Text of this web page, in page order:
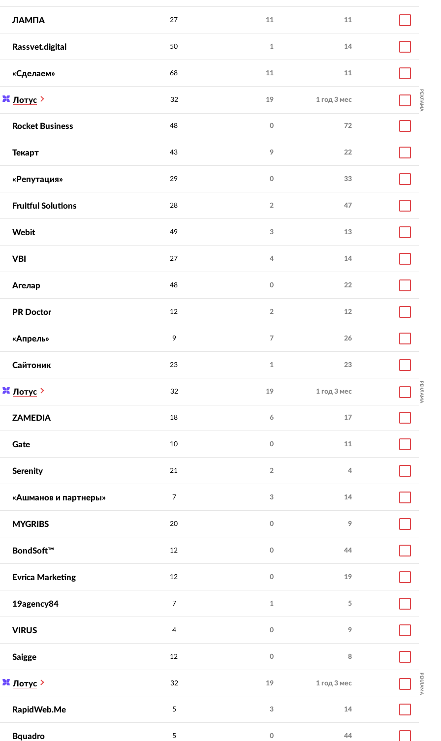
бренд на рынок,
были его
пресс-
Вошли в историю VK как
направления.
менеджеров бренда в
Обеспечили
продвижение
ключевых продуктов
крупнейшего ИТ-
России.
ЛАМПА 27 11 11
Rassvet.digital 50 1 14
«Сделаем» 68 11 11
Лотус 32 19 1 год 3 мес РЕКЛАМА
Rocket Business 48 0 72
Текарт 43 9 22
«Репутация» 29 0 33
Fruitful Solutions 28 2 47
Webit 49 3 13
VBI 27 4 14
Агелар 48 0 22
PR Doctor 12 2 12
«Апрель» 9 7 26
Сайтоник 23 1 23
Лотус 32 19 1 год 3 мес РЕКЛАМА
ZAMEDIA 18 6 17
Gate 10 0 11
Serenity 21 2 4
«Ашманов и партнеры» 7 3 14
MYGRIBS 20 0 9
BondSoft™ 12 0 44
Evrica Marketing 12 0 19
19agency84 7 1 5
VIRUS 4 0 9
Saigge 12 0 8
Лотус 32 19 1 год 3 мес РЕКЛАМА
RapidWeb.Me 5 3 14
Bquadro 5 0 44